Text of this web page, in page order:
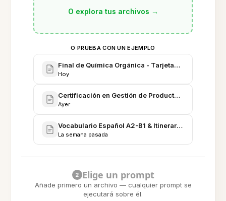
O explora tus archivos →
O PRUEBA CON UN EJEMPLO
Final de Química Orgánica - Tarjetas & Plan de
Hoy
Certificación en Gestión de Producto - Tarjetas &
Ayer
Vocabulario Español A2-B1 & Itinerario de Viaje -
La semana pasada
2 Elige un prompt
Añade primero un archivo — cualquier prompt se
ejecutará sobre él.